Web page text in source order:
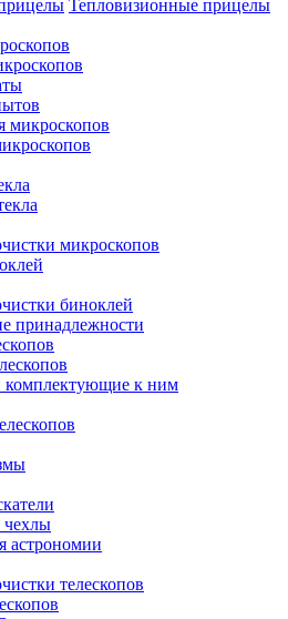
Тепловизионные прицелы
микроскопов
микроскопов
биноклей
принадлежности
к ним
астрономии
телескопов